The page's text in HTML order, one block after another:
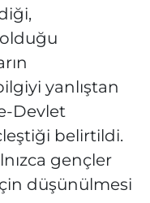
olduğu
yanlıştan
Devlet
belirtildi.
gençler
düşünülmesi